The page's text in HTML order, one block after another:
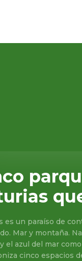
es un paraíso de
Mar y montaña.
el azul del mar
cinco espacios